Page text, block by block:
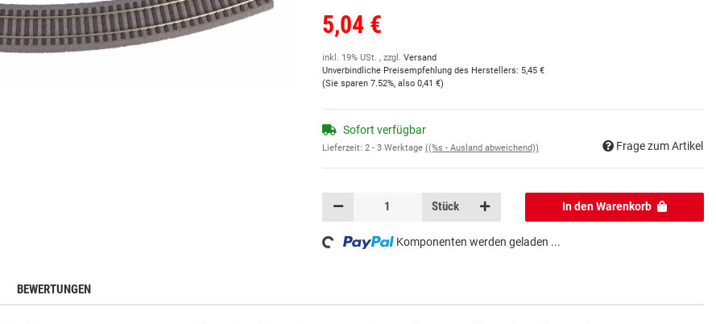
5,04 €
inkl. 19% USt. , zzgl. Versand
Unverbindliche Preisempfehlung des Herstellers: 5,45 €
(Sie sparen 7.52%, also 0,41 €)
Sofort verfügbar
Lieferzeit: 2 - 3 Werktage ((%s - Ausland abweichend)) Frage zum Artikel
Stück In den Warenkorb
Loading... Komponenten werden geladen ...
BEWERTUNGEN